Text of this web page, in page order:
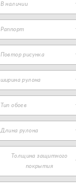
В наличии
Раппорт
Повтор рисунка
ширина рулона
Тип обоев
Длина рулона
Толщина защитного
покрытия